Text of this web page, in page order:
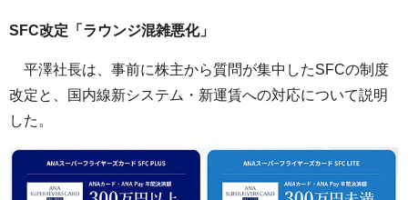
SFC改定「ラウンジ混雑悪化」
平澤社長は、事前に株主から質問が集中したSFCの制度
改定と、国内線新システム・新運賃への対応について説明
した。